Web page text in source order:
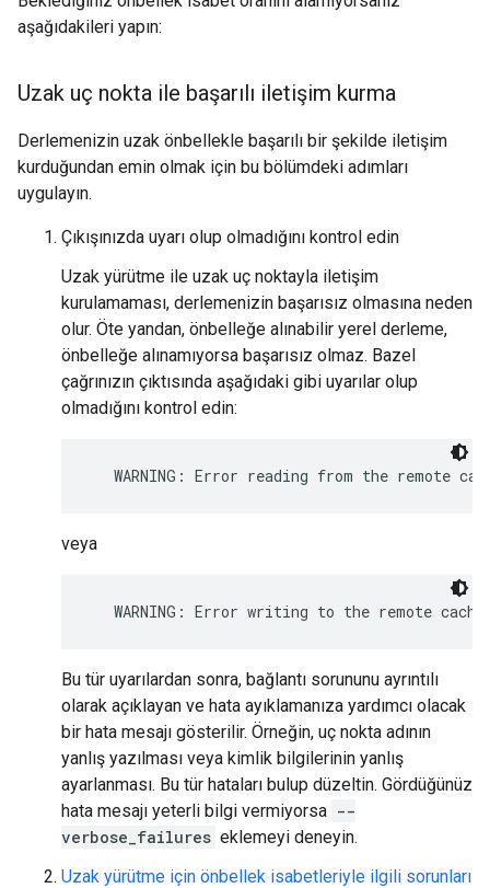
aşağıdakileri yapın:
Uzak uç nokta ile başarılı iletişim kurma
Derlemenizin uzak önbellekle başarılı bir şekilde iletişim
kurduğundan emin olmak için bu bölümdeki adımları
uygulayın.
Çıkışınızda uyarı olup olmadığını kontrol edin
Uzak yürütme ile uzak uç noktayla iletişim
kurulamaması, derlemenizin başarısız olmasına neden
olur. Öte yandan, önbelleğe alınabilir yerel derleme,
önbelleğe alınamıyorsa başarısız olmaz. Bazel
çağrınızın çıktısında aşağıdaki gibi uyarılar olup
olmadığını kontrol edin:
veya
Bu tür uyarılardan sonra, bağlantı sorununu ayrıntılı
olarak açıklayan ve hata ayıklamanıza yardımcı olacak
bir hata mesajı gösterilir. Örneğin, uç nokta adının
yanlış yazılması veya kimlik bilgilerinin yanlış
ayarlanması. Bu tür hataları bulup düzeltin. Gördüğünüz
hata mesajı yeterli bilgi vermiyorsa --
verbose_failures eklemeyi deneyin.
Uzak yürütme için önbellek isabetleriyle ilgili sorunları